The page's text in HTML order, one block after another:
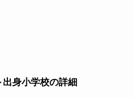
身小学校の詳細